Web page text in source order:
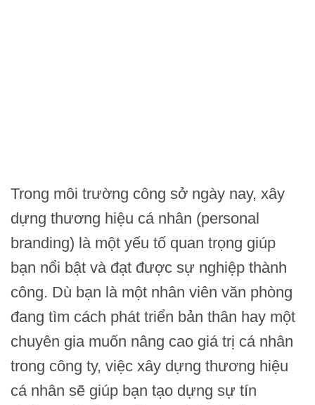
Trong môi trường công sở ngày nay, xây
dựng thương hiệu cá nhân (personal
branding) là một yếu tố quan trọng giúp
bạn nổi bật và đạt được sự nghiệp thành
công. Dù bạn là một nhân viên văn phòng
đang tìm cách phát triển bản thân hay một
chuyên gia muốn nâng cao giá trị cá nhân
trong công ty, việc xây dựng thương hiệu
cá nhân sẽ giúp bạn tạo dựng sự tín